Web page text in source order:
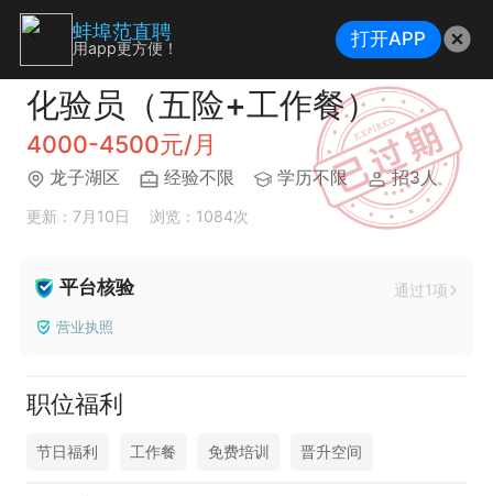
化验员（五险+工作餐）
4000-4500元/月
龙子湖区 经验不限 学历不限 招3人
更新：7月10日 浏览：1084次
平台核验 通过1项
营业执照
职位福利
节日福利 工作餐 免费培训 晋升空间
蚌埠范直聘
用app更方便！ 打开APP